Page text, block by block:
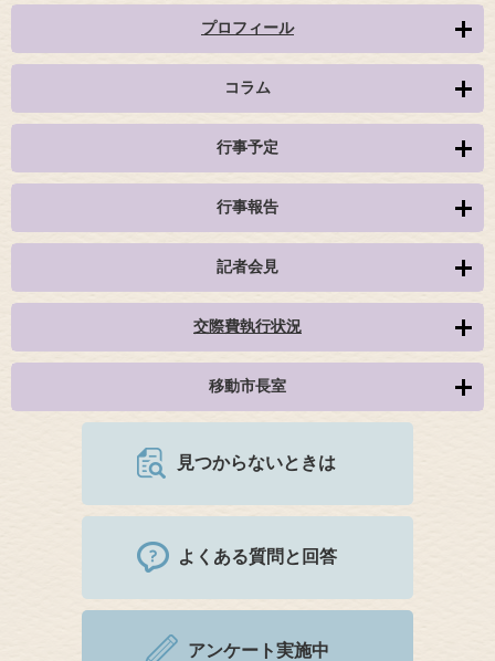
プロフィール
コラム
行事予定
行事報告
記者会見
交際費執行状況
移動市長室
見つからないときは
よくある質問と回答
アンケート実施中